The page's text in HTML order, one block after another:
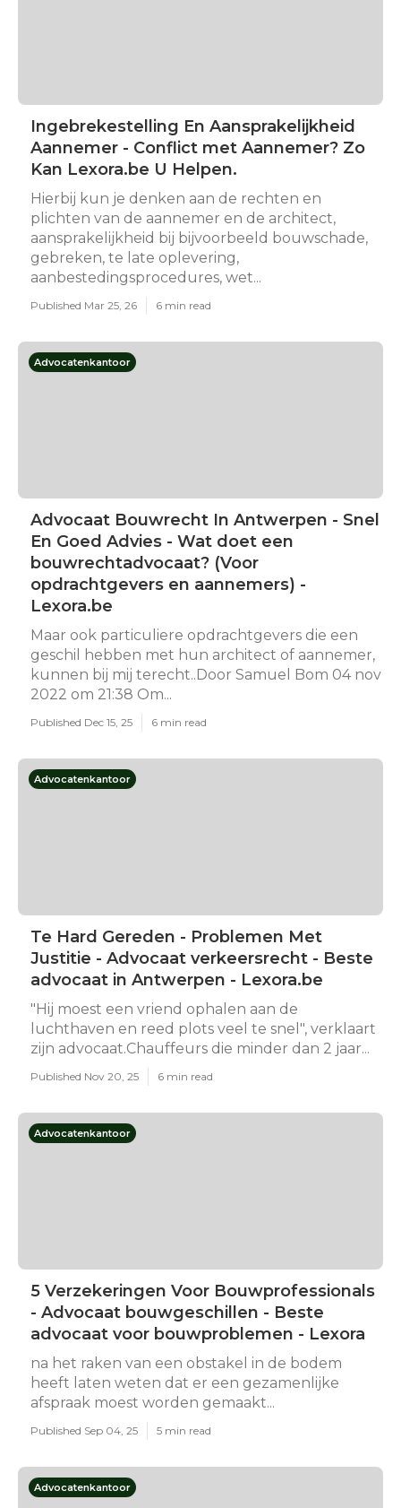
Ingebrekestelling En Aansprakelijkheid
Aannemer - Conflict met Aannemer? Zo
Kan Lexora.be U Helpen.
Hierbij kun je denken aan de rechten en
plichten van de aannemer en de architect,
aansprakelijkheid bij bijvoorbeeld bouwschade,
gebreken, te late oplevering,
aanbestedingsprocedures, wet...
Published Mar 25, 26 6 min read
Advocatenkantoor
Advocaat Bouwrecht In Antwerpen - Snel
En Goed Advies - Wat doet een
bouwrechtadvocaat? (Voor
opdrachtgevers en aannemers) -
Lexora.be
Maar ook particuliere opdrachtgevers die een
geschil hebben met hun architect of aannemer,
kunnen bij mij terecht..Door Samuel Bom 04 nov
2022 om 21:38 Om...
Published Dec 15, 25 6 min read
Advocatenkantoor
Te Hard Gereden - Problemen Met
Justitie - Advocaat verkeersrecht - Beste
advocaat in Antwerpen - Lexora.be
"Hij moest een vriend ophalen aan de
luchthaven en reed plots veel te snel", verklaart
zijn advocaat.Chauffeurs die minder dan 2 jaar...
Published Nov 20, 25 6 min read
Advocatenkantoor
5 Verzekeringen Voor Bouwprofessionals
- Advocaat bouwgeschillen - Beste
advocaat voor bouwproblemen - Lexora
na het raken van een obstakel in de bodem
heeft laten weten dat er een gezamenlijke
afspraak moest worden gemaakt...
Published Sep 04, 25 5 min read
Advocatenkantoor